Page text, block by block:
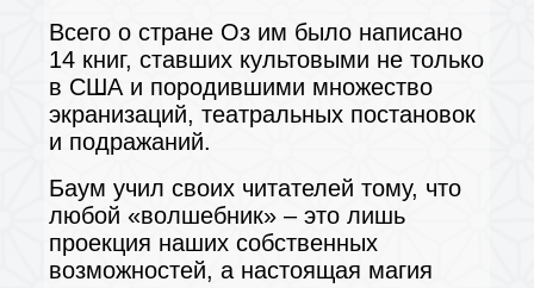
Всего о стране Оз им было написано
14 книг, ставших культовыми не только
в США и породившими множество
экранизаций, театральных постановок
и подражаний.
Баум учил своих читателей тому, что
любой «волшебник» – это лишь
проекция наших собственных
возможностей, а настоящая магия